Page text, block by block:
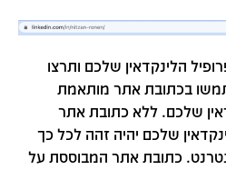
הלינקדאין שלכם ותרצו
בכתובת אתר מותאמת
שלכם. ללא כתובת אתר
שלכם יהיה זהה לכל כך
כתובת אתר המבוססת על